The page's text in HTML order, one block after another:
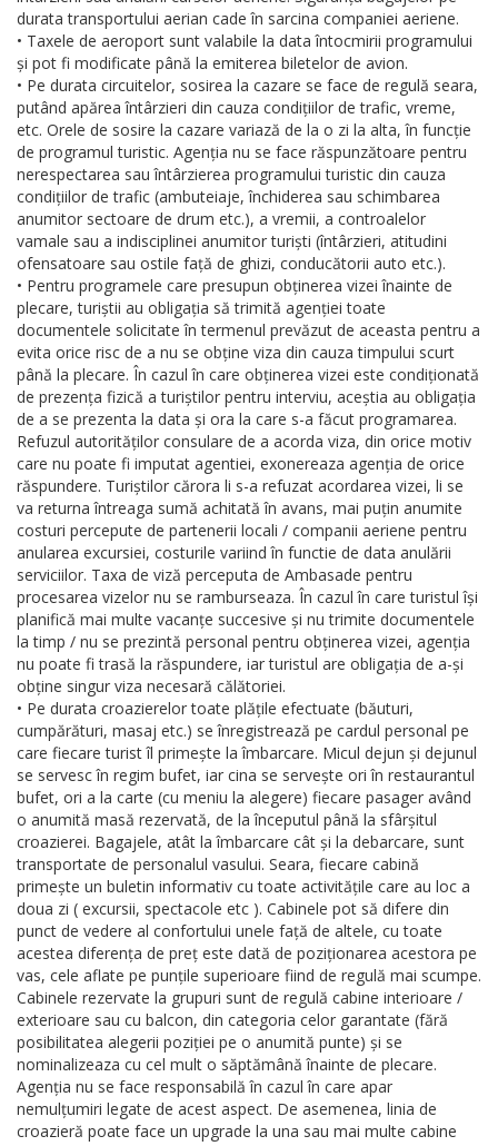
durata transportului aerian cade în sarcina companiei aeriene.
• Taxele de aeroport sunt valabile la data întocmirii programului
și pot fi modificate până la emiterea biletelor de avion.
• Pe durata circuitelor, sosirea la cazare se face de regulă seara,
putând apărea întârzieri din cauza condițiilor de trafic, vreme,
etc. Orele de sosire la cazare variază de la o zi la alta, în funcție
de programul turistic. Agenția nu se face răspunzătoare pentru
nerespectarea sau întârzierea programului turistic din cauza
condițiilor de trafic (ambuteiaje, închiderea sau schimbarea
anumitor sectoare de drum etc.), a vremii, a controalelor
vamale sau a indisciplinei anumitor turiști (întârzieri, atitudini
ofensatoare sau ostile față de ghizi, conducătorii auto etc.).
• Pentru programele care presupun obținerea vizei înainte de
plecare, turiștii au obligația să trimită agenției toate
documentele solicitate în termenul prevăzut de aceasta pentru a
evita orice risc de a nu se obține viza din cauza timpului scurt
până la plecare. În cazul în care obținerea vizei este condiționată
de prezența fizică a turiștilor pentru interviu, aceștia au obligația
de a se prezenta la data și ora la care s-a făcut programarea.
Refuzul autorităților consulare de a acorda viza, din orice motiv
care nu poate fi imputat agentiei, exonereaza agenția de orice
răspundere. Turiștilor cărora li s-a refuzat acordarea vizei, li se
va returna întreaga sumă achitată în avans, mai puțin anumite
costuri percepute de partenerii locali / companii aeriene pentru
anularea excursiei, costurile variind în functie de data anulării
serviciilor. Taxa de viză perceputa de Ambasade pentru
procesarea vizelor nu se ramburseaza. În cazul în care turistul își
planifică mai multe vacanțe succesive și nu trimite documentele
la timp / nu se prezintă personal pentru obținerea vizei, agenția
nu poate fi trasă la răspundere, iar turistul are obligația de a-și
obține singur viza necesară călătoriei.
• Pe durata croazierelor toate plățile efectuate (băuturi,
cumpărături, masaj etc.) se înregistrează pe cardul personal pe
care fiecare turist îl primește la îmbarcare. Micul dejun și dejunul
se servesc în regim bufet, iar cina se servește ori în restaurantul
bufet, ori a la carte (cu meniu la alegere) fiecare pasager având
o anumită masă rezervată, de la începutul până la sfârșitul
croazierei. Bagajele, atât la îmbarcare cât și la debarcare, sunt
transportate de personalul vasului. Seara, fiecare cabină
primește un buletin informativ cu toate activitățile care au loc a
doua zi ( excursii, spectacole etc ). Cabinele pot să difere din
punct de vedere al confortului unele față de altele, cu toate
acestea diferența de preț este dată de poziționarea acestora pe
vas, cele aflate pe punțile superioare fiind de regulă mai scumpe.
Cabinele rezervate la grupuri sunt de regulă cabine interioare /
exterioare sau cu balcon, din categoria celor garantate (fără
posibilitatea alegerii poziției pe o anumită punte) și se
nominalizeaza cu cel mult o săptămână înainte de plecare.
Agenția nu se face responsabilă în cazul în care apar
nemulțumiri legate de acest aspect. De asemenea, linia de
croazieră poate face un upgrade la una sau mai multe cabine